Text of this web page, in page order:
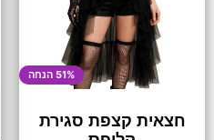
51% הנחה
חצאית קצפת סגירת